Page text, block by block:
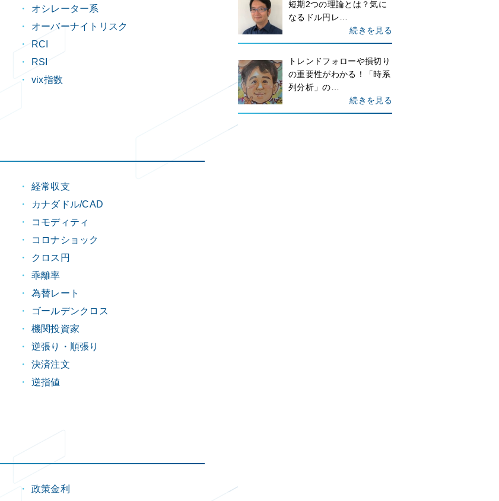
オシレーター系
オーバーナイトリスク
RCI
RSI
vix指数
経常収支
カナダドル/CAD
コモディティ
コロナショック
クロス円
乖離率
為替レート
ゴールデンクロス
機関投資家
逆張り・順張り
決済注文
逆指値
政策金利
短期2つの理論とは？気に
なるドル円レ…
続きを見る
トレンドフォローや損切り
の重要性がわかる！「時系
列分析」の…
続きを見る